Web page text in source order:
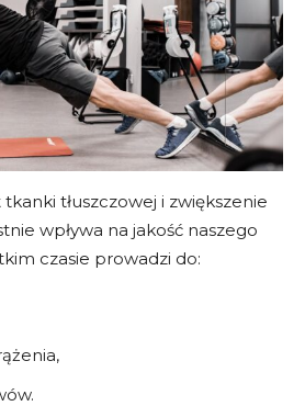
tłuszczowej i zwiększenie
wpływa na jakość naszego
czasie prowadzi do: